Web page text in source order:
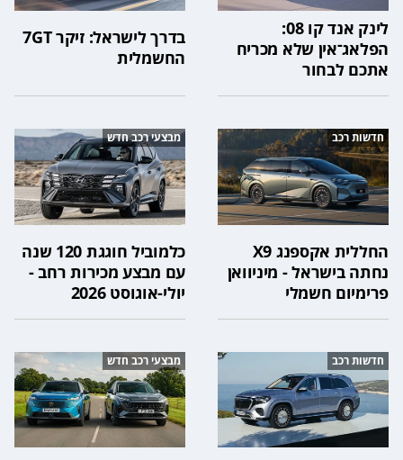
לינק אנד קו 08:
הפלאג־אין שלא מכריח
אתכם לבחור
בדרך לישראל: זיקר 7GT
החשמלית
חדשות רכב
החללית אקספנג X9
נחתה בישראל - מיניוואן
פרימיום חשמלי
מבצעי רכב חדש
כלמוביל חוגגת 120 שנה
עם מבצע מכירות רחב -
יולי-אוגוסט 2026
חדשות רכב מבצעי רכב חדש